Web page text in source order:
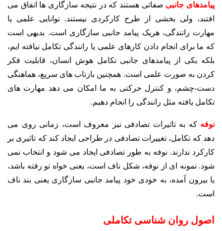
پیامدهای جانبی صفاتی هستند که در نتیجه سازگاری ها اتفاق می
افتند، ولی بخشی از طرح کارکردی نیستند. توانایی علمی یا
مهارت رانندگی، هریک پیامد جانبی سازگاری است. بدیهی است
که ما برای انجام دادن کارهای علمی یا رانندگی تکامل نیافته ایم،
بلکه یکی از پیامدهای جانبی تکامل هوش انسان، قابلیت فکر
کردن به صورت علمی است. همچنین بازتاب های سریع، هماهنگی
دست-چشم، و کنترل حرکتی به ما امکان می دهد مهارت های
تکامل یافته مثل رانندگی را انجام دهیم.
نوفه که به تاثیرات تصادفی نیز معروف است، زمانی روی می
دهد که تکامل، تغییرات تصادفی در طراحی ایجاد کند که تاثیری بر
کارکرد ندارند. نوفه به طور تصادفی ایجاد می شود و انتخاب نمی
شود. نمونه ای از نوفه، شکل ناف است، یعنی خواه تو رفته باشد،
یا بیرون آمده، به خودی خود پیامد جانبی سازگاری یعنی بند ناف
است.
اصول روان شناسی تکاملی